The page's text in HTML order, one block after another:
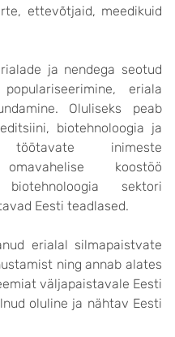
ettevõtjaid, meedikuid
ja nendega seotud
eriala
Oluliseks peab
biotehnoloogia ja
töötavate inimeste
koostöö
sektori
Eesti teadlased.
erialal silmapaistvate
ning annab alates
väljapaistavale Eesti
oluline ja nähtav Eesti